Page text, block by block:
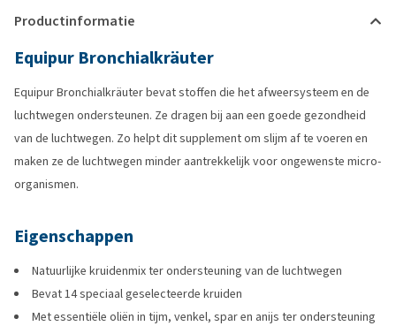
Productinformatie
Equipur Bronchialkräuter
Equipur Bronchialkräuter bevat stoffen die het afweersysteem en de
luchtwegen ondersteunen. Ze dragen bij aan een goede gezondheid
van de luchtwegen. Zo helpt dit supplement om slijm af te voeren en
maken ze de luchtwegen minder aantrekkelijk voor ongewenste micro-
organismen.
Eigenschappen
Natuurlijke kruidenmix ter ondersteuning van de luchtwegen
Bevat 14 speciaal geselecteerde kruiden
Met essentiële oliën in tijm, venkel, spar en anijs ter ondersteuning